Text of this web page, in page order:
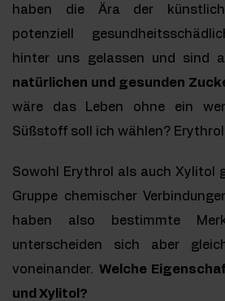
haben die Ära der
potenziell
hinter uns gelassen und sind
natürlichen und gesunden
wäre das Leben ohne ein
Süßstoff soll ich wählen?
Sowohl Erythrol als auch Xylitol
Gruppe chemischer
haben also bestimmte
unterscheiden sich aber
voneinander. Welche
und Xylitol?